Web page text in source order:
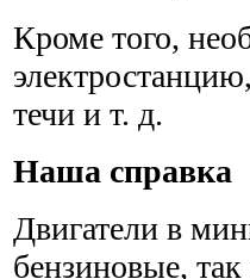
Кроме того,
течи и т. д.
Наша справка
Двигатели в
бензиновые,